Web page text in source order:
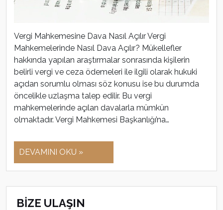
Vergi Mahkemesine Dava Nasıl Açılır Vergi
Mahkemelerinde Nasıl Dava Açılır? Mükellefler
hakkında yapılan araştırmalar sonrasında kişilerin
belirli vergi ve ceza ödemeleri ile ilgili olarak hukuki
açıdan sorumlu olması söz konusu ise bu durumda
öncelikle uzlaşma talep edilir. Bu vergi
mahkemelerinde açılan davalarla mümkün
olmaktadır. Vergi Mahkemesi Başkanlığı’na…
DEVAMINI OKU »
BİZE ULAŞIN